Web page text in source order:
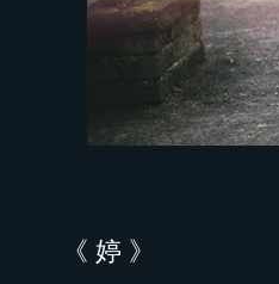
《 婷 》